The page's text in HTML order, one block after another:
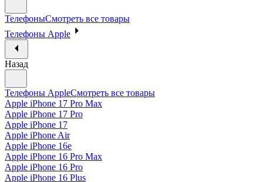
ТелефоныСмотреть все товары
Телефоны Apple
Назад
Телефоны AppleСмотреть все товары
Apple iPhone 17 Pro Max
Apple iPhone 17 Pro
Apple iPhone 17
Apple iPhone Air
Apple iPhone 16e
Apple iPhone 16 Pro Max
Apple iPhone 16 Pro
Apple iPhone 16 Plus